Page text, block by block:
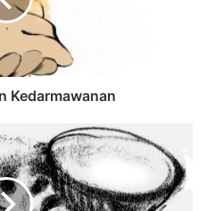
Kedarmawanan